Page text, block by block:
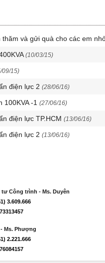
và gửi quà cho các em
(10/03/15)
09/15)
điện lực 2 (28/06/16)
100KVA -1 (27/06/16)
điện lực TP.HCM (13/06/16)
điện lực 2 (13/06/16)
tư Công trình - Ms. Duyên
3.609.666
Ms. Phượng
2.221.666